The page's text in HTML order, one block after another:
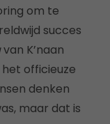
om te
succes
van K’naan
het officieuze
denken
maar dat is